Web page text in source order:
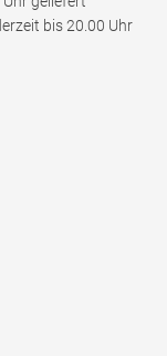
bis 20.00 Uhr